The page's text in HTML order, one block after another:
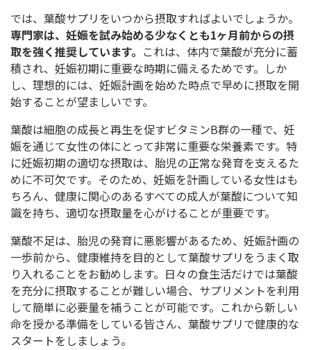
では、葉酸サプリをいつから摂取すればよいでしょうか。
専門家は、妊娠を試み始める少なくとも1ヶ月前からの摂
取を強く推奨しています。 これは、体内で葉酸が充分に蓄
積され、妊娠初期に重要な時期に備えるためです。しか
し、理想的には、妊娠計画を始めた時点で早めに摂取を開
始することが望ましいです。
葉酸は細胞の成長と再生を促すビタミンB群の一種で、妊
娠を通じて女性の体にとって非常に重要な栄養素です。特
に妊娠初期の適切な摂取は、胎児の正常な発育を支えるた
めに不可欠です。そのため、妊娠を計画している女性はも
ちろん、健康に関心のあるすべての成人が葉酸について知
識を持ち、適切な摂取量を心がけることが重要です。
葉酸不足は、胎児の発育に悪影響があるため、妊娠計画の
一歩前から、健康維持を目的として葉酸サプリをうまく取
り入れることをお勧めします。日々の食生活だけでは葉酸
を充分に摂取することが難しい場合、サプリメントを利用
して簡単に必要量を補うことが可能です。これから新しい
命を授かる準備をしている皆さん、葉酸サプリで健康的な
スタートをしましょう。